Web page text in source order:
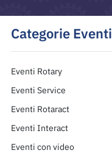
Categorie Eventi
Eventi Rotary
Eventi Service
Eventi Rotaract
Eventi Interact
Eventi con video